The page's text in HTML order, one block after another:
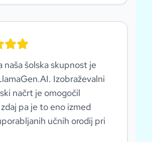
naša šolska skupnost je
Izobraževalni
načrt je omogočil
pa je to eno izmed
učnih orodij pri